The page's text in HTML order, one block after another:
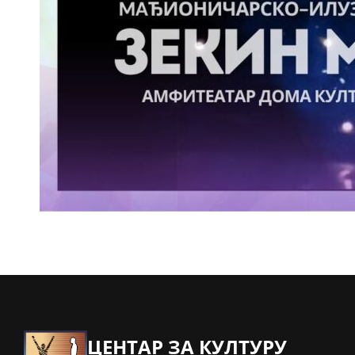
ЦЕНТАР ЗА КУЛТУРУ